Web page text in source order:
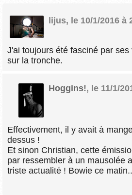
lijus, le 10/1/2016 à
J'ai toujours été fasciné par ses
sur la tronche.
Hoggins!, le 11/1/
Effectivement, il y avait à
dessus !
Et sinon Christian, cette
par ressembler à un mausolée
triste actualité ! Bowie ce